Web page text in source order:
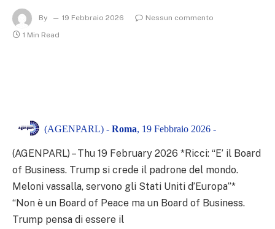
By 19 Febbraio 2026
Nessun commento
1 Min Read
(AGENPARL) - Roma, 19 Febbraio 2026 -
(AGENPARL) – Thu 19 February 2026 *Ricci: “E’ il Board
of Business. Trump si crede il padrone del mondo.
Meloni vassalla, servono gli Stati Uniti d’Europa”*
“Non è un Board of Peace ma un Board of Business.
Trump pensa di essere il